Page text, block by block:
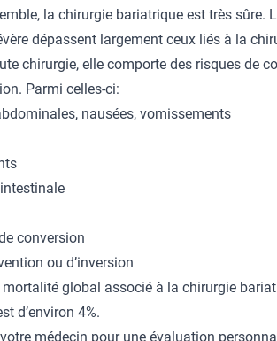
la chirurgie bariatrique est très
dépassent largement ceux liés à la
chirurgie, elle comporte des risques de
Parmi celles-ci:
nausées, vomissements
conversion
ou d’inversion
mortalité global associé à la chirurgie
d’environ 4%.
médecin pour une évaluation